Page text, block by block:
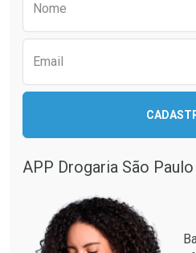
Comprar sem Desconto
Por R$ 69,59/cada
Comprar sem Desconto
Por R$ 69,59/cada
Nome
Email
APP Drogaria São Paulo